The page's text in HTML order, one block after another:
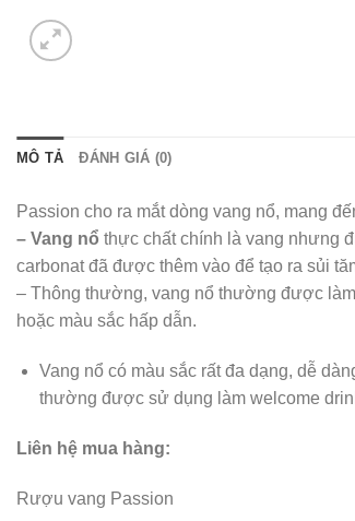
MÔ TẢ ĐÁNH GIÁ (0)
Passion cho ra mắt dòng vang nổ, mang
– Vang nổ thực chất chính là vang nhưng
carbonat đã được thêm vào để tạo ra sủi
– Thông thường, vang nổ thường được
hoặc màu sắc hấp dẫn.
Vang nổ có màu sắc rất đa dạng, dễ
thường được sử dụng làm welcome
Liên hệ mua hàng:
Rượu vang Passion